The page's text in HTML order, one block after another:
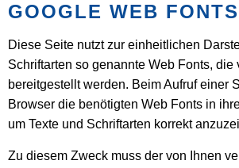
GOOGLE WEB FONTS
Diese Seite nutzt zur einheitlichen
Schriftarten so genannte Web Fonts, die
bereitgestellt werden. Beim Aufruf einer
Browser die benötigten Web Fonts in
um Texte und Schriftarten korrekt
Zu diesem Zweck muss der von Ihnen